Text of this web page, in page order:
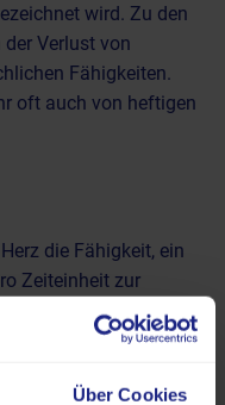
Über Cookies
wird. Zu den
Verlust von
Fähigkeiten.
oft auch von heftigen
die Fähigkeit, ein
Zeiteinheit zur
diesen Zustand
Herzkrankheit,
sowie eine